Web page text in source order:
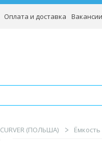
Оплата и доставка Вакансии
CURVER (ПОЛЬША)